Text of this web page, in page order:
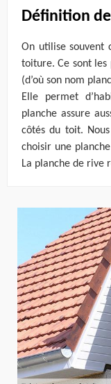
Définition
On utilise souvent
toiture. Ce sont
(d’où son nom
Elle permet
planche assure
côtés du toit.
choisir une
La planche de rive